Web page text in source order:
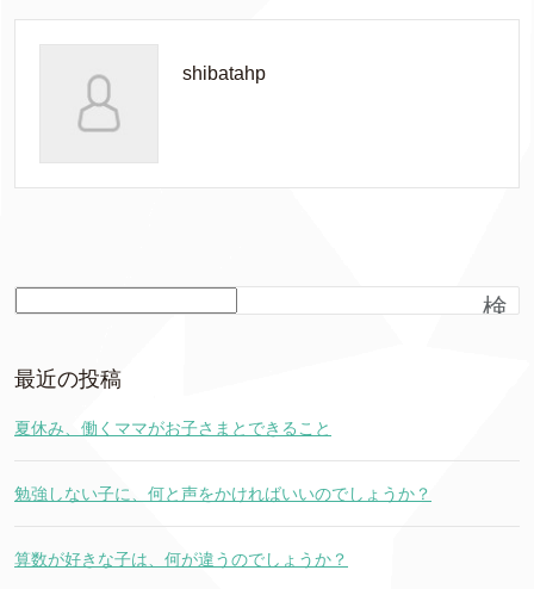
shibatahp
検
最近の投稿
夏休み、働くママがお子さまとできること
勉強しない子に、何と声をかければいいのでしょうか？
算数が好きな子は、何が違うのでしょうか？